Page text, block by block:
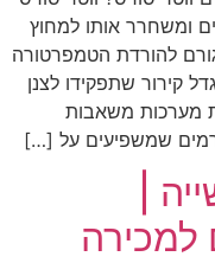
ומשחרר אותו למחוץ
להורדת הטמפרטורה
קירור שתפקידו לצנן
מערכות משאבות
שמשפיעים על […]
|
למכירה